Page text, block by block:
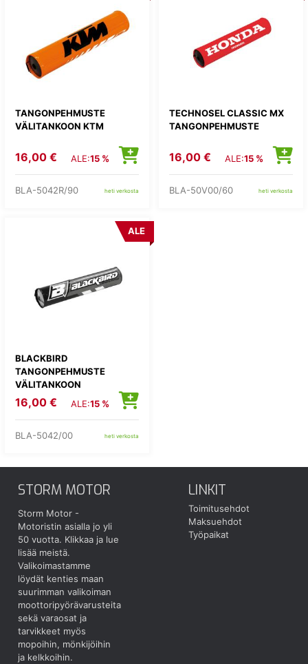
TANGONPEHMUSTE
VÄLITANKOON KTM
16,00 € ALE:15 %
BLA-5042R/90 heti verkosta
TECHNOSEL CLASSIC MX
TANGONPEHMUSTE
16,00 € ALE:15 %
BLA-50V00/60 heti verkosta
BLACKBIRD
TANGONPEHMUSTE
VÄLITANKOON
ALE
16,00 € ALE:15 %
BLA-5042/00 heti verkosta
STORM MOTOR
Storm Motor -
Motoristin asialla jo yli
50 vuotta. Klikkaa ja lue
lisää meistä.
Valikoimastamme
löydät kenties maan
suurimman valikoiman
moottoripyörävarusteita
sekä varaosat ja
tarvikkeet myös
mopoihin, mönkijöihin
ja kelkkoihin.
LINKIT
Toimitusehdot
Maksuehdot
Työpaikat